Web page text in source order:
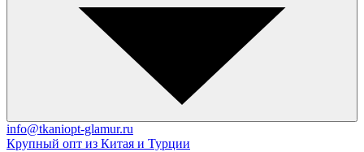
info@tkaniopt-glamur.ru
Крупный опт из Китая и Турции